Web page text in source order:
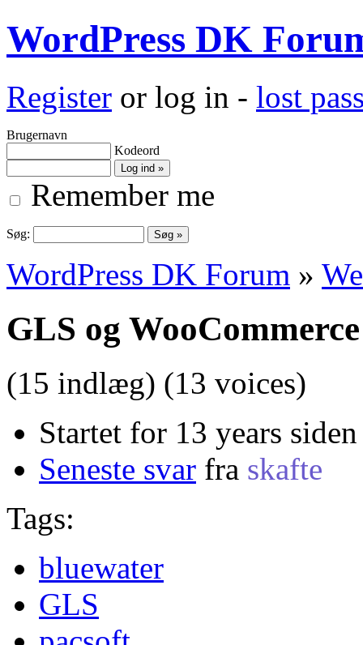
WordPress DK
Register or log in - lost
Brugernavn
Kodeord
Remember me
Søg:
WordPress DK Forum »
GLS og WooCommerce
(15 indlæg) (13 voices)
Startet for 13 years
Seneste svar fra skafte
Tags:
bluewater
GLS